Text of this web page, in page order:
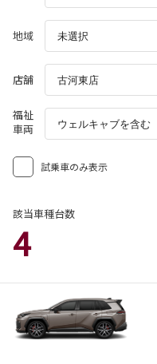
2026-07-29
コースター 一部改良
コースターが一部改良となりました。
コースターは茨城トヨタから。
詳しくはこちら
カローラスポーツ 一部改良
カローラスポーツは茨城トヨタから。
2026-07-06
地域
店舗
福祉
車両
試乗車のみ表示
該当車種台数
4